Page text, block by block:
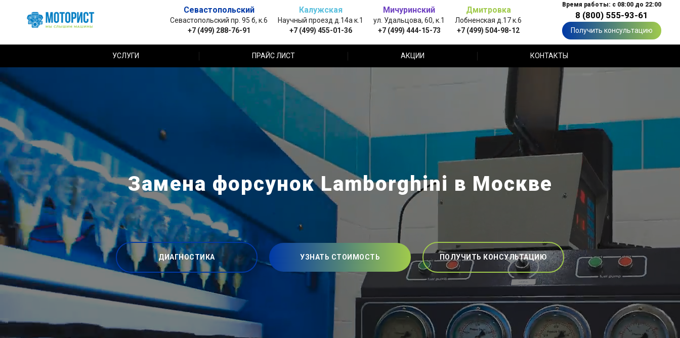
Севастопольский
Севастопольский пр. 95 б, к.6
+7 (499) 288-76-91
Калужская
Научный проезд д.14а к.1
+7 (499) 455-01-36
Мичуринский
ул. Удальцова, 60, к.1
+7 (499) 444-15-73
Дмитровка
Лобненская д.17 к.6
+7 (499) 504-98-12
Время работы: с 08:00 до 22:00
8 (800) 555-93-61
Получить консультацию
УСЛУГИ ПРАЙС ЛИСТ АКЦИИ КОНТАКТЫ
Замена форсунок Lamborghini в Москве
ДИАГНОСТИКА УЗНАТЬ СТОИМОСТЬ ПОЛУЧИТЬ КОНСУЛЬТАЦИЮ